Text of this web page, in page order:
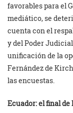
favorables para el
mediático, se
cuenta con el
y del Poder
unificación de la
Fernández de
las encuestas.
Ecuador: el final